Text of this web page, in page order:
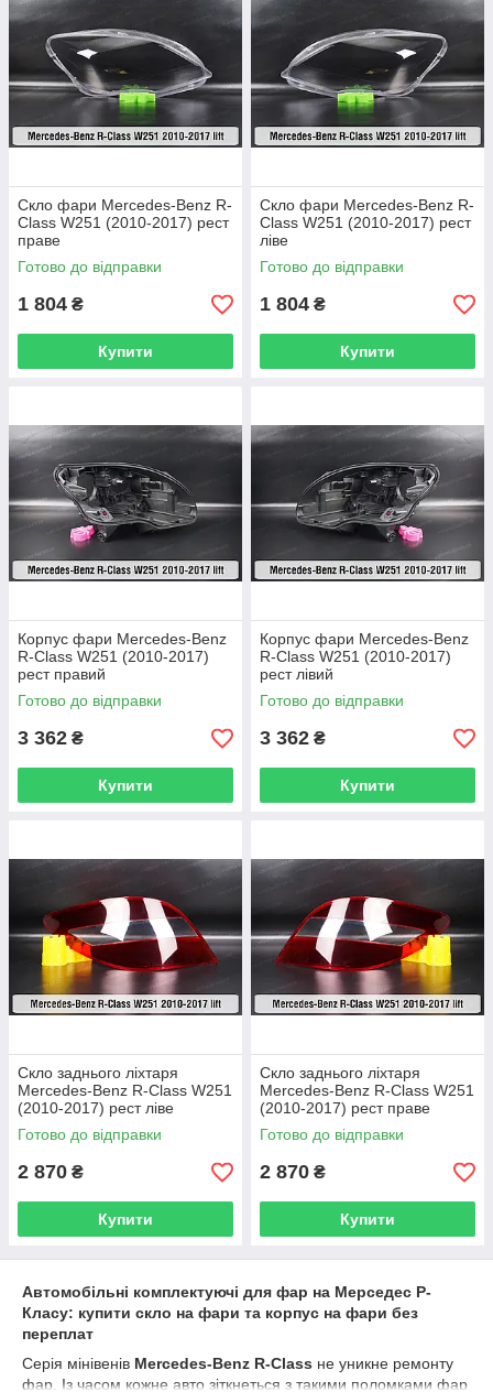
Скло фари Mercedes-Benz R-
Class W251 (2010-2017) рест
праве
Готово до відправки
1 804 ₴
Купити
Скло фари Mercedes-Benz R-
Class W251 (2010-2017) рест
ліве
Готово до відправки
1 804 ₴
Купити
Корпус фари Mercedes-Benz
R-Class W251 (2010-2017)
рест правий
Готово до відправки
3 362 ₴
Купити
Корпус фари Mercedes-Benz
R-Class W251 (2010-2017)
рест лівий
Готово до відправки
3 362 ₴
Купити
Скло заднього ліхтаря
Mercedes-Benz R-Class W251
(2010-2017) рест ліве
Готово до відправки
2 870 ₴
Купити
Скло заднього ліхтаря
Mercedes-Benz R-Class W251
(2010-2017) рест праве
Готово до відправки
2 870 ₴
Купити
Автомобільні комплектуючі для фар на Мерседес Р-
Класу: купити скло на фари та корпус на фари без
переплат
Серія мінівенів Mercedes-Benz R-Class не уникне ремонту
фар. Із часом кожне авто зіткнеться з такими поломками фар